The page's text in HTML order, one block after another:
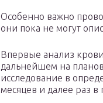
Особенно важно
они пока не могут
Впервые анализ
дальнейшем на
исследование в
месяцев и далее раз в